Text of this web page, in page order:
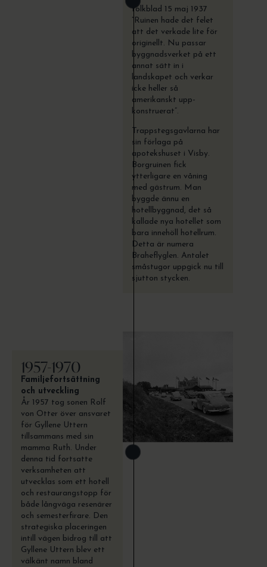
folkblad 15 maj 1937
”Ruinen hade det felet
att det verkade lite för
originellt. Nu passar
byggnadsverket på ett
annat sätt in i
landskapet och verkar
icke heller så
amerikanskt upp-
konstruerat”.
Trappstegsgavlarna har
sin förlaga på
apotekshuset i Visby.
Borgruinen fick
ytterligare en våning
med gästrum. Man
byggde ännu en
hotellbyggnad, det så
kallade nya hotellet som
bara innehöll hotellrum.
Detta är numera
Braheflyglen. Antalet
småstugor uppgick nu till
sjutton stycken.
1957-1970
Familjefortsättning
och utveckling
År 1957 tog sonen Rolf
von Otter över ansvaret
för Gyllene Uttern
tillsammans med sin
mamma Ruth. Under
denna tid fortsatte
verksamheten att
utvecklas som ett hotell
och restaurangstopp för
både långväga resenärer
och semesterfirare. Den
strategiska placeringen
intill vägen bidrog till att
Gyllene Uttern blev ett
välkänt namn bland